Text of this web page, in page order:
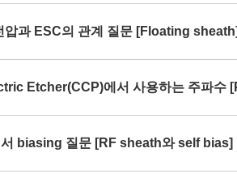
압과 ESC의 관계 질문 [Floating sheath]
Etcher(CCP)에서 사용하는 주파수
서 biasing 질문 [RF sheath와 self bias]